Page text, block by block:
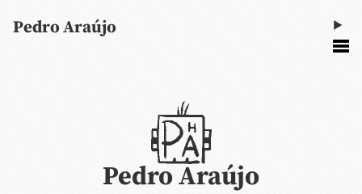
Pedro Araújo
Pedro Araújo